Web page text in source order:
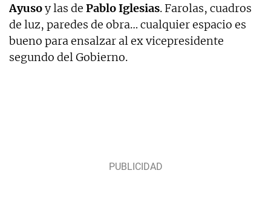
Ayusoy las de Pablo Iglesias. Farolas, cuadros
de luz, paredes de obra… cualquier espacio es
bueno para ensalzar al ex vicepresidente
segundo del Gobierno.